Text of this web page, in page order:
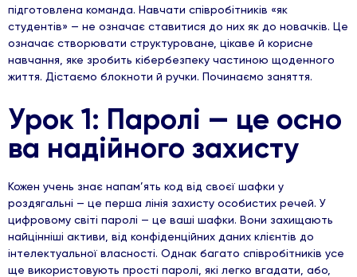
підготовлена команда. Навчати співробітників «як
студентів» — не означає ставитися до них як до новачків. Це
означає створювати структуроване, цікаве й корисне
навчання, яке зробить кібербезпеку частиною щоденного
життя. Дістаємо блокноти й ручки. Починаємо заняття.
Урок 1: Паролі — це осно
ва надійного захисту
Кожен учень знає напам’ять код від своєї шафки у
роздягальні — це перша лінія захисту особистих речей. У
цифровому світі паролі — це ваші шафки. Вони захищають
найцінніші активи, від конфіденційних даних клієнтів до
інтелектуальної власності. Однак багато співробітників усе
ще використовують прості паролі, які легко вгадати, або,